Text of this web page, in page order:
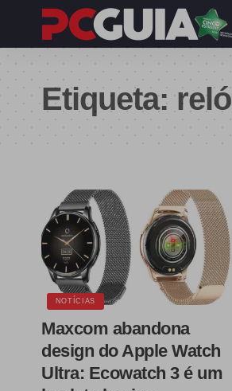
Etiqueta:
NOTÍCIAS
Maxcom abandona
design do Apple Watch
Ultra: Ecowatch 3 é um